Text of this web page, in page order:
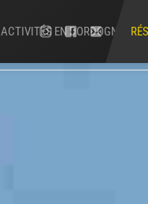
ACTIVITÉS EN DORDOGNE